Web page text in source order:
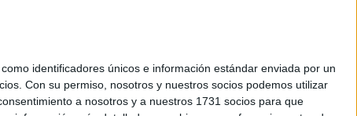
identificadores únicos e información estándar enviada por un
Con su permiso, nosotros y nuestros socios podemos utilizar
a nosotros y a nuestros 1731 socios para que